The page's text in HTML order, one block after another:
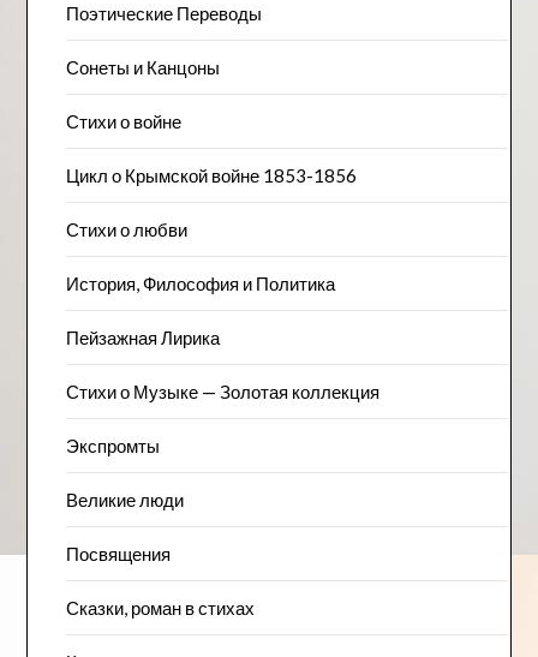
Поэтические Переводы
Сонеты и Канцоны
Стихи о войне
Цикл о Крымской войне 1853-1856
Стихи о любви
История, Философия и Политика
Пейзажна​я Лирика
Стихи о Музыке — Золотая коллекция
Экспромты
Великие люди
Посвящения
Сказки, роман в стихах